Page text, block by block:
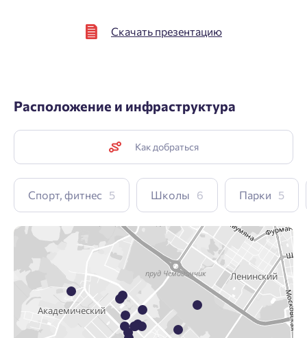
Скачать презентацию
Расположение и инфраструктура
Как добраться
Спорт, фитнес 5 Школы 6 Парки 5